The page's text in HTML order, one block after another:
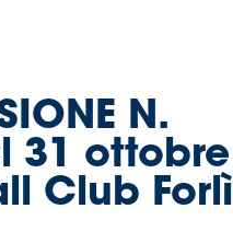
N.
31 ottobre
Club Forlì